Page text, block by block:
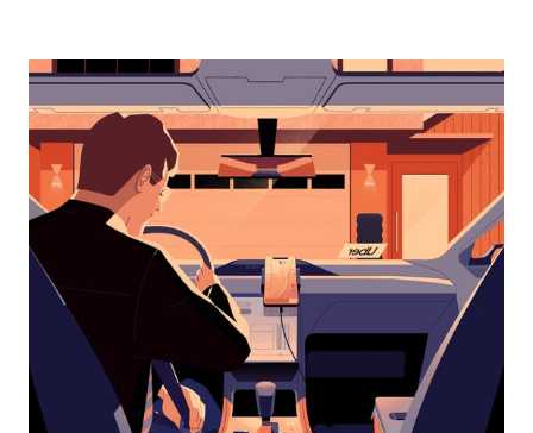
interagir
o
calendário
selecionar
uma
data.
Prima
o
botão
o
calendário.